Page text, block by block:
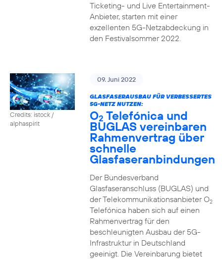
Ticketing- und Live Entertainment-
Anbieter, starten mit einer
exzellenten 5G-Netzabdeckung in
den Festivalsommer 2022.
Credits: istock /
alphaspirit
09. Juni 2022
GLASFASERAUSBAU FÜR VERBESSERTES
5G-NETZ NUTZEN:
O2 Telefónica und
BUGLAS vereinbaren
Rahmenvertrag über
schnelle
Glasfaseranbindungen
Der Bundesverband
Glasfaseranschluss (BUGLAS) und
der Telekommunikationsanbieter O2
Telefónica haben sich auf einen
Rahmenvertrag für den
beschleunigten Ausbau der 5G-
Infrastruktur in Deutschland
geeinigt. Die Vereinbarung bietet